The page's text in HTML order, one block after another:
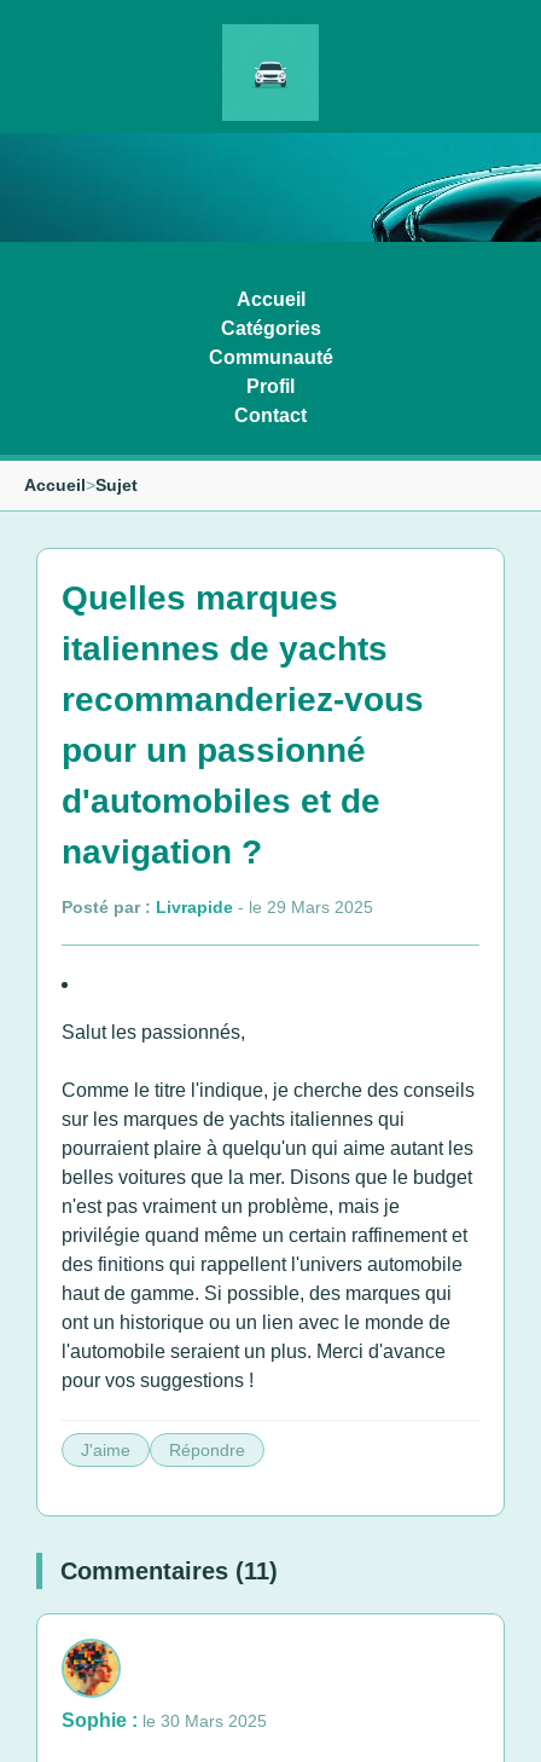
Accueil
Catégories
Communauté
Profil
Contact
Accueil>Sujet
Quelles marques
italiennes de yachts
recommanderiez-vous
pour un passionné
d'automobiles et de
navigation ?
Posté par : Livrapide - le 29 Mars 2025
Salut les passionnés,
Comme le titre l'indique, je cherche des conseils
sur les marques de yachts italiennes qui
pourraient plaire à quelqu'un qui aime autant les
belles voitures que la mer. Disons que le budget
n'est pas vraiment un problème, mais je
privilégie quand même un certain raffinement et
des finitions qui rappellent l'univers automobile
haut de gamme. Si possible, des marques qui
ont un historique ou un lien avec le monde de
l'automobile seraient un plus. Merci d'avance
pour vos suggestions !
J'aime Répondre
Commentaires (11)
Sophie : le 30 Mars 2025